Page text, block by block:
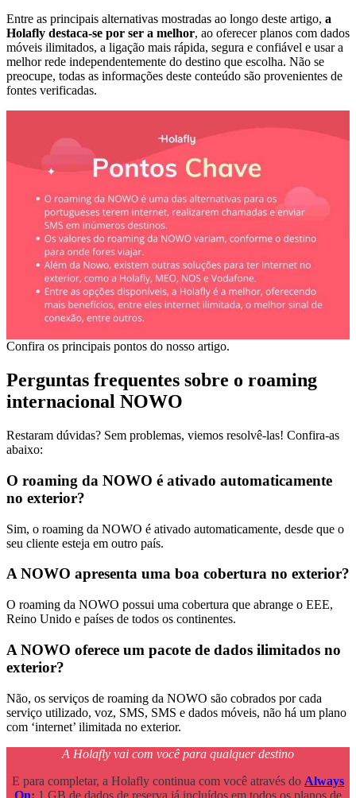
Entre as principais alternativas mostradas ao longo deste artigo, a
Holafly destaca-se por ser a melhor, ao oferecer planos com dados
móveis ilimitados, a ligação mais rápida, segura e confiável e usar a
melhor rede independentemente do destino que escolha. Não se
preocupe, todas as informações deste conteúdo são provenientes de
fontes verificadas.
Confira os principais pontos do nosso artigo.
Perguntas frequentes sobre o roaming
internacional NOWO
Restaram dúvidas? Sem problemas, viemos resolvê-las! Confira-as
abaixo:
O roaming da NOWO é ativado automaticamente
no exterior?
Sim, o roaming da NOWO é ativado automaticamente, desde que o
seu cliente esteja em outro país.
A NOWO apresenta uma boa cobertura no exterior?
O roaming da NOWO possui uma cobertura que abrange o EEE,
Reino Unido e países de todos os continentes.
A NOWO oferece um pacote de dados ilimitados no
exterior?
Não, os serviços de roaming da NOWO são cobrados por cada
serviço utilizado, voz, SMS, SMS e dados móveis, não há um plano
com ‘internet’ ilimitada no exterior.
A Holafly vai com você para qualquer destino
E para completar, a Holafly continua com você através do Always
On: 1 GB de dados de reserva já incluídos em todos os planos de